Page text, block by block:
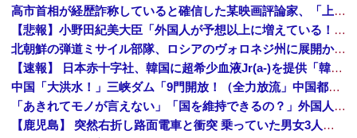
高市首相が経歴詐称していると確信した某映画評論家、「上級公務員試験に合格とは書いてないんですが…」とツッコミを受けまくり……
【悲報】小野田紀美大臣「外国人が予想以上に増えている！」 ← 自民党が自ら受け入れ推進しておいて他人事発言と突っ込み殺到 ｗｗｗｗｗｗｗｗｗｗｗ...
北朝鮮の弾道ミサイル部隊、ロシアのヴォロネジ州に展開か…北朝鮮は本質的にウクライナと戦争状態に！
【速報】 日本赤十字社、韓国に超希少血液Jr(a-)を提供「韓国内では適合する血液を確保できなかった」※今回で4回目
中国「大洪水！」三峡ダム「9門開放！（全力放流」中国都市「三峡沿線の道路水没」中国政府「高速道路封鎖！」中国ダム「緊急放流に合わせて開門（土砂崩れ発生」→
「あきれてモノが言えない」「国を維持できるの？」外国人の永住許可要件の厳格化で在日中国人の本音は？
【鹿児島】 突然右折し路面電車と衝突 乗っていた男女3人は車を放置しダッシュで逃走中